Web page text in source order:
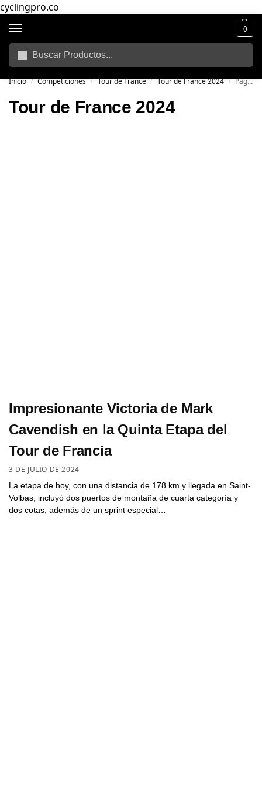
cyclingpro.co
0
🚴‍ Envío gratuito a todo Colombia por compras superiores a $250.000
Inicio / Competiciones / Tour de France / Tour de France 2024 / Página 3
Tour de France 2024
Impresionante Victoria de Mark
Cavendish en la Quinta Etapa del
Tour de Francia
3 DE JULIO DE 2024
La etapa de hoy, con una distancia de 178 km y llegada en Saint-
Volbas, incluyó dos puertos de montaña de cuarta categoría y
dos cotas, además de un sprint especial…